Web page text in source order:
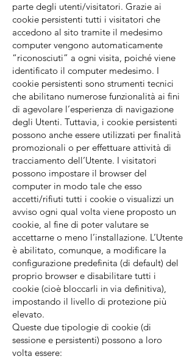
parte degli utenti/visitatori. Grazie ai
cookie persistenti tutti i visitatori che
accedono al sito tramite il medesimo
computer vengono automaticamente
“riconosciuti” a ogni visita, poiché viene
identificato il computer medesimo. I
cookie persistenti sono strumenti tecnici
che abilitano numerose funzionalità ai fini
di agevolare l’esperienza di navigazione
degli Utenti. Tuttavia, i cookie persistenti
possono anche essere utilizzati per finalità
promozionali o per effettuare attività di
tracciamento dell’Utente. I visitatori
possono impostare il browser del
computer in modo tale che esso
accetti/rifiuti tutti i cookie o visualizzi un
avviso ogni qual volta viene proposto un
cookie, al fine di poter valutare se
accettarne o meno l’installazione. L’Utente
è abilitato, comunque, a modificare la
configurazione predefinita (di default) del
proprio browser e disabilitare tutti i
cookie (cioè bloccarli in via definitiva),
impostando il livello di protezione più
elevato.
Queste due tipologie di cookie (di
sessione e persistenti) possono a loro
volta essere: